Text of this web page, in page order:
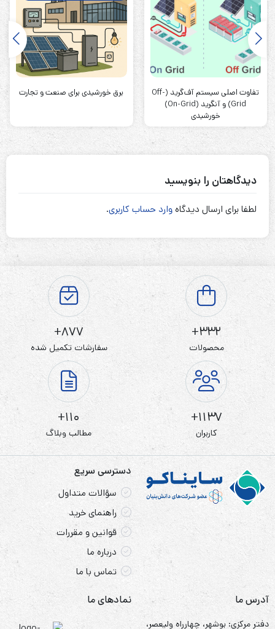
تفاوت اصلی سیستم آف‌گرید (Off-
Grid) و آنگرید (On-Grid)
خورشیدی
برق خورشیدی برای صنعت و تجارت
دیدگاهتان را بنویسید
لطفا برای ارسال دیدگاهوارد حساب کاربری.
332+
محصولات
877+
سفارشات تکمیل شده
1137+
کاربران
110+
مطالب وبلاگ
دسترسی سریع
سؤالات متداول
راهنمای خرید
قوانین و مقررات
درباره ما
تماس با ما
آدرس ما
دفتر مرکزی: بوشهر، چهارراه ولیعصر،
نمادهای ما